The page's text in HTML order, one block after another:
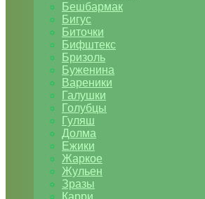
Бешбармак
Бигус
Биточки
Бифштекс
Бризоль
Буженина
Вареники
Галушки
Голубцы
Гуляш
Долма
Ежики
Жаркое
Жульен
Зразы
Карри